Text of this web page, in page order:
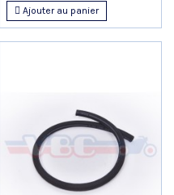
Ajouter au panier